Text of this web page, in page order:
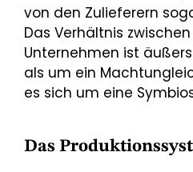
von den Zulieferern
Das Verhältnis
Unternehmen ist
als um ein
es sich um eine
Das